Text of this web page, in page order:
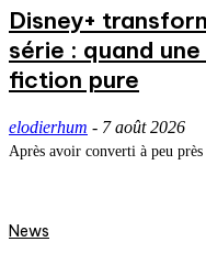
Disney+
série : quand
fiction pure
elodierhum - 7 août 2026
Après avoir converti à peu près
News